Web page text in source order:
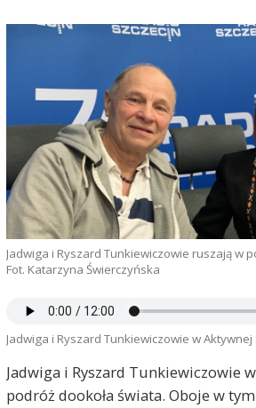
Jadwiga i Ryszard Tunkiewiczowie ruszają w
Fot. Katarzyna Świerczyńska
Jadwiga i Ryszard Tunkiewiczowie w Aktywnej
Jadwiga i Ryszard Tunkiewiczowie
podróż dookoła świata. Oboje w